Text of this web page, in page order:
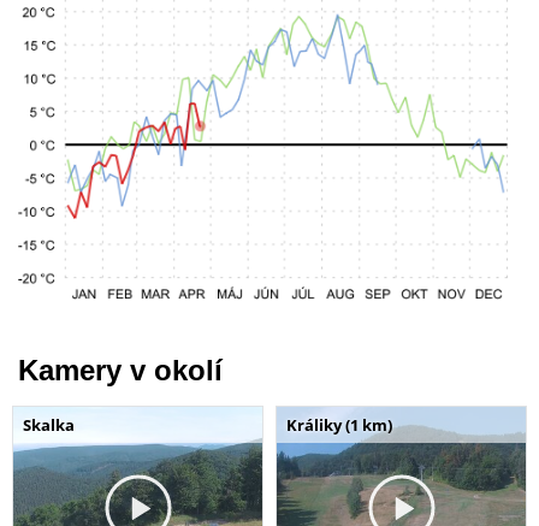
Kamery v okolí
Skalka Králiky (1 km)